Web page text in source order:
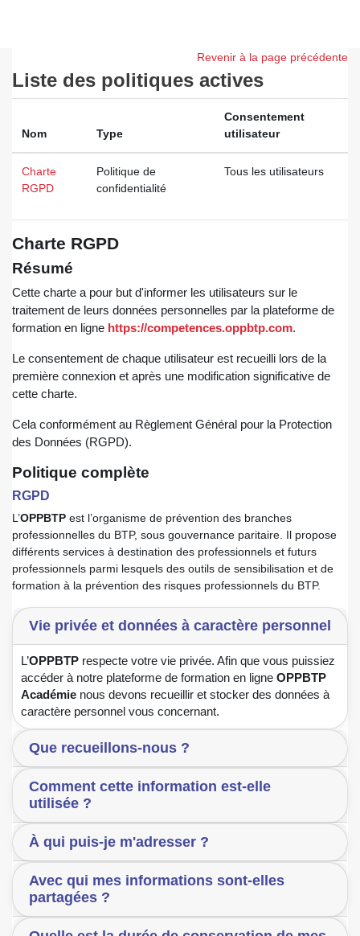
Revenir à la page précédente
Liste des politiques actives
Nom Type
Consentement
utilisateur
Charte
RGPD
Politique de
confidentialité
Tous les utilisateurs
Charte RGPD
Résumé
Cette charte a pour but d'informer les utilisateurs sur le
traitement de leurs données personnelles par la plateforme de
formation en ligne https://competences.oppbtp.com.
Le consentement de chaque utilisateur est recueilli lors de la
première connexion et après une modification significative de
cette charte.
Cela conformément au Règlement Général pour la Protection
des Données (RGPD).
Politique complète
RGPD
L’OPPBTP est l’organisme de prévention des branches
professionnelles du BTP, sous gouvernance paritaire. Il propose
différents services à destination des professionnels et futurs
professionnels parmi lesquels des outils de sensibilisation et de
formation à la prévention des risques professionnels du BTP.
Vie privée et données à caractère personnel
L’OPPBTP respecte votre vie privée. Afin que vous puissiez
accéder à notre plateforme de formation en ligne OPPBTP
Académie nous devons recueillir et stocker des données à
caractère personnel vous concernant.
Que recueillons-nous ?
Comment cette information est-elle
utilisée ?
À qui puis-je m'adresser ?
Avec qui mes informations sont-elles
partagées ?